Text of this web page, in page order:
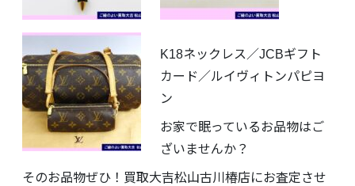
K18ネックレス／JCBギフト
カード／ルイヴィトンパピヨ
ン
お家で眠っているお品物はご
ざいませんか？
そのお品物ぜひ！買取大吉松山古川椿店にお査定させ